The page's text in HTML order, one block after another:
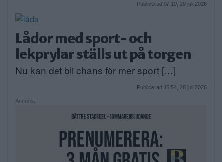
Publicerad 07:10, 29 juli 2026
Lådor med sport- och
lekprylar ställs ut på torgen
Nu kan det bli chans för mer sport […]
Publicerad 15:54, 28 juli 2026
Annons: